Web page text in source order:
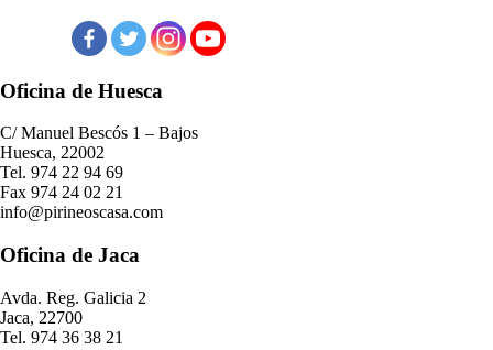
Oficina de Huesca
C/ Manuel Bescós 1 – Bajos
Huesca, 22002
Tel. 974 22 94 69
Fax 974 24 02 21
info@pirineoscasa.com
Oficina de Jaca
Avda. Reg. Galicia 2
Jaca, 22700
Tel. 974 36 38 21